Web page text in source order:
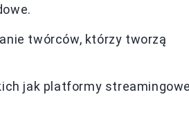
twórców, którzy tworzą
jak platformy